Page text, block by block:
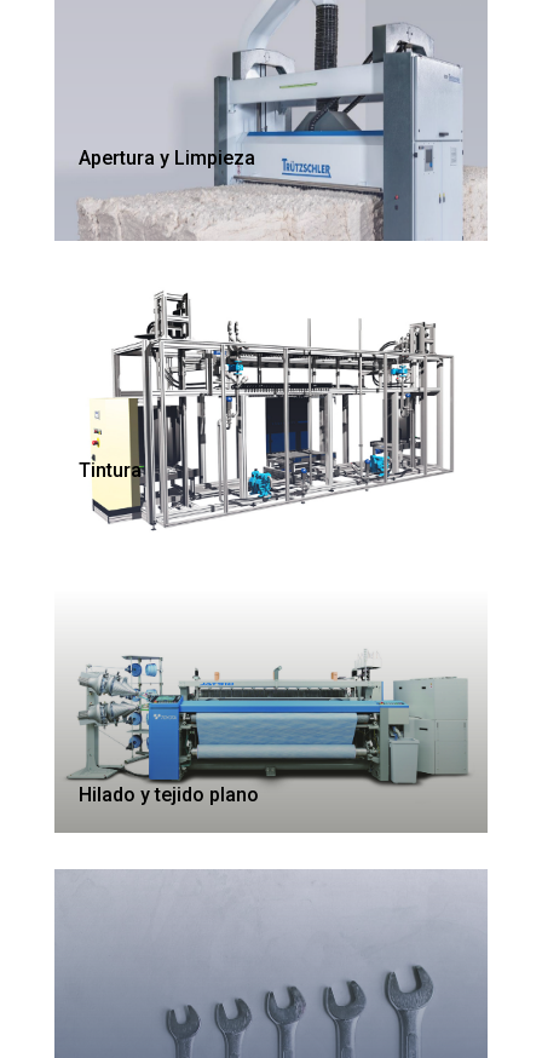
Apertura y Limpieza
Tintura
Hilado y tejido plano